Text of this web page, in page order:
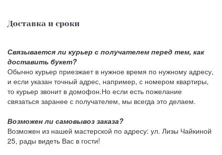
Доставка и сроки
Связывается ли курьер с получателем перед тем, как
доставить букет?
Обычно курьер приезжает в нужное время по нужному адресу,
и если указан точный адрес, например, с номером квартиры,
то курьер звонит в домофон.Но если есть пожелание
связаться заранее с получателем, мы всегда это делаем.
Возможен ли самовывоз заказа?
Возможен из нашей мастерской по адресу: ул. Лизы Чайкиной
25, рады видеть Вас в гости!